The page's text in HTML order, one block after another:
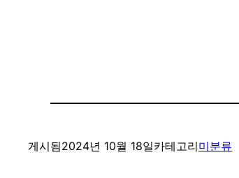
게시됨2024년 10월 18일카테고리미분류